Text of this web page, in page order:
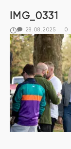
IMG_0331
28.08.2025 0